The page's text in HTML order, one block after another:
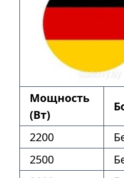
Мощность
(Вт)
2200
2500